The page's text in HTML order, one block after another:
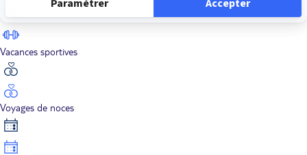
Vacances sportives
Voyages de noces